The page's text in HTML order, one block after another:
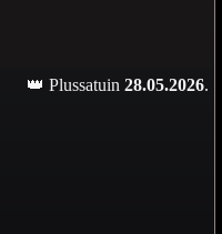
👑 Plussatuin 28.05.2026.